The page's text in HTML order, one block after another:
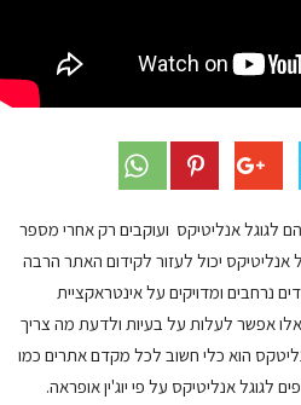
לגוגל אנליטיקס ועוקבים רק אחרי מספר
אנליטיקס יכול לעזור לקידום האתר הרבה
נרחבים ומדויקים על אינטראקציית
אפשר לעלות על בעיות ולדעת מה צריך
הוא כלי חשוב לכל מקדם אתרים כמו
אנליטיקס על פי יוג'ין אופראה.